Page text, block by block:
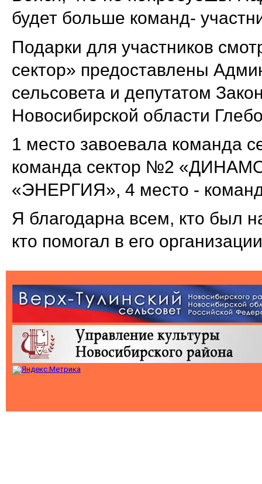
будет больше команд-
Подарки для участников
сектор» предоставлены
сельсовета и депутатом
Новосибирской области
1 место завоевала команда
команда сектор №2
«ЭНЕРГИЯ», 4 место -
Я благодарна всем, кто был
кто помогал в его